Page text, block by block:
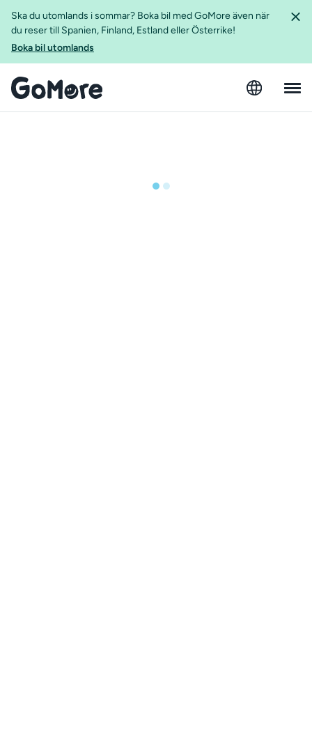
Ska du utomlands i sommar? Boka bil med GoMore även när
du reser till Spanien, Finland, Estland eller Österrike!
Boka bil utomlands